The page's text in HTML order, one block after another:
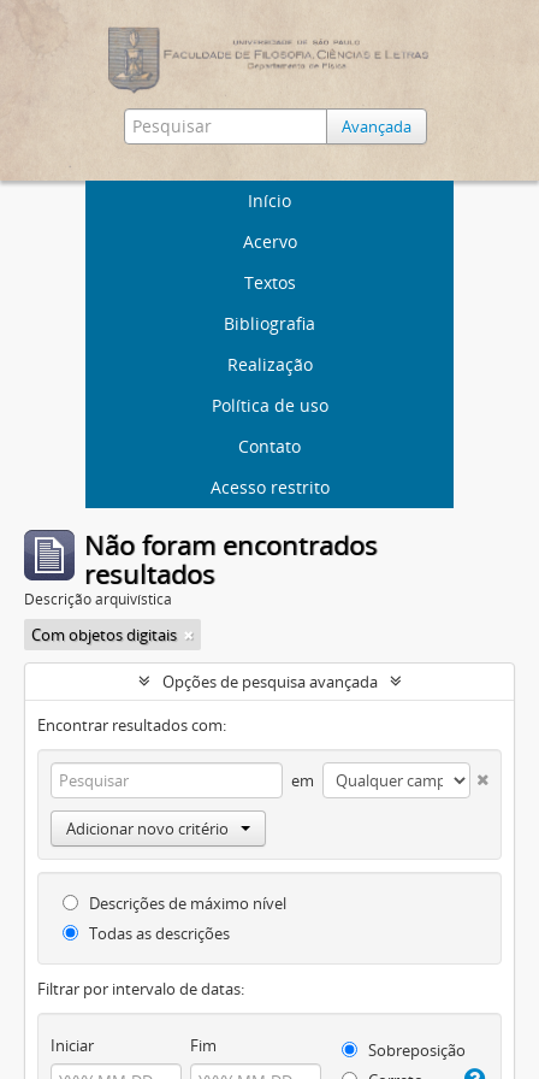
Avançada
Início
Acervo
Textos
Bibliografia
Realização
Política de uso
Contato
Acesso restrito
Não foram encontrados
resultados
Descrição arquivística
Com objetos digitais
Opções de pesquisa avançada
Encontrar resultados com:
em
Adicionar novo critério
Descrições de máximo nível
Todas as descrições
Filtrar por intervalo de datas:
Iniciar Fim
Sobreposição